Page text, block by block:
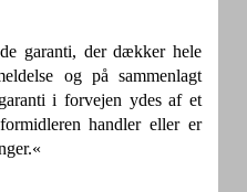
garanti, der dækker hele
og på sammenlagt
i forvejen ydes af et
handler eller er